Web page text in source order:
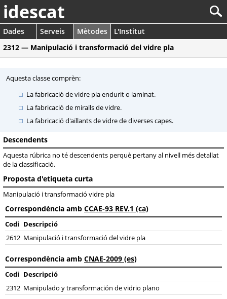
idescat
Dades Serveis Mètodes
L'Institut
2312 — Manipulació i transformació del vidre pla
Aquesta classe comprèn:
La fabricació de vidre pla endurit o laminat.
La fabricació de miralls de vidre.
La fabricació d'aïllants de vidre de diverses capes.
Descendents
Aquesta rúbrica no té descendents perquè pertany al nivell més detallat
de la classificació.
Proposta d'etiqueta curta
Manipulació i transformació vidre pla
Correspondència amb CCAE-93 REV.1 (ca)
Codi Descripció
2612 Manipulació i transformació del vidre pla
Correspondència amb CNAE-2009 (es)
Codi Descripció
2312 Manipulado y transformación de vidrio plano